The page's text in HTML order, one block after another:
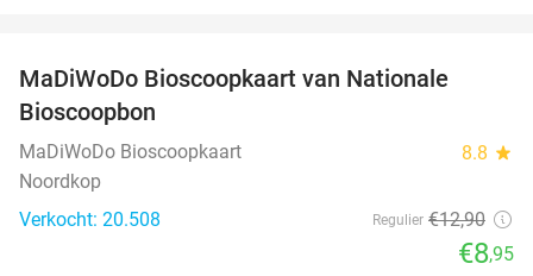
MaDiWoDo Bioscoopkaart van Nationale
Bioscoopbon
MaDiWoDo Bioscoopkaart 8.8 star
Noordkop
Verkocht: 20.508
Regulier €12,90
€8,95